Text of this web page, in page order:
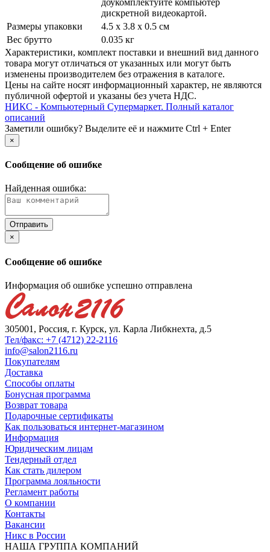
дискретной видеокартой.
Размеры упаковки
4.5 x 3.8 x 0.5 см
Вес брутто
0.035 кг
Xарактеристики, комплект поставки и внешний вид данного
товара могут отличаться от указанных или могут быть
изменены производителем без отражения в каталоге.
Цены на сайте носят информационный характер, не являются
публичной офертой и указаны без учета НДС.
НИКС - Компьютерный Cупермаркет. Полный каталог
описаний
Заметили ошибку? Выделите её и нажмите Ctrl + Enter
×
Сообщение об ошибке
Найденная ошибка:
×
Сообщение об ошибке
Информация об ошибке успешно отправлена
305001, Россия, г. Курск, ул. Карла Либкнехта, д.5
Тел/факс: +7 (4712) 22-2116
info@salon2116.ru
Покупателям
Доставка
Способы оплаты
Бонусная программа
Возврат товара
Подарочные сертификаты
Как пользоваться интернет-магазином
Информация
Юридическим лицам
Тендерный отдел
Как стать дилером
Программа лояльности
Регламент работы
О компании
Контакты
Вакансии
Никс в России
НАША ГРУППА КОМПАНИЙ